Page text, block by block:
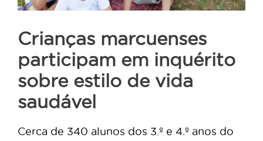
Crianças marcuenses
participam em inquérito
sobre estilo de vida
saudável
Cerca de 340 alunos dos 3.º e 4.º anos do